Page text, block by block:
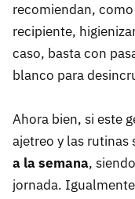
recomiendan,
recipiente,
caso, basta con
blanco para
Ahora bien, si este
ajetreo y las rutinas
a la semana,
jornada.